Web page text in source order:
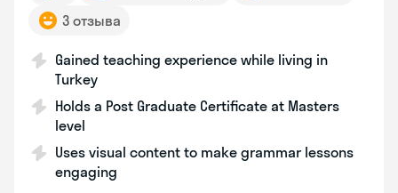
3 отзыва
Gained teaching experience while living in
Turkey
Holds a Post Graduate Certificate at Masters
level
Uses visual content to make grammar lessons
engaging